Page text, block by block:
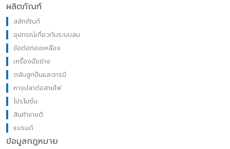
ผลิตภัณฑ์
สลักภัณฑ์
อุปกรณ์เกี่ยวกับระบบลม
ข้อต่อทองเหลือง
เครื่องมือช่าง
ตลับลูกปืนและจารบี
หางปลาต่อสายไฟ
โปรโมชั่น
สินค้าขายดี
แบรนด์
ข้อมูลกฎหมาย